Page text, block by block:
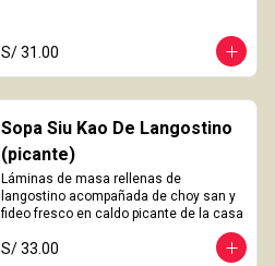
S/ 31.00
Sopa Siu Kao De Langostino
(picante)
Láminas de masa rellenas de
langostino acompañada de choy san y
fideo fresco en caldo picante de la casa
S/ 33.00